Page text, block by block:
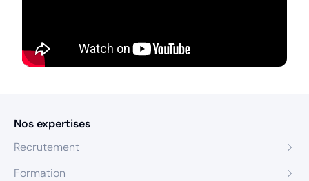
Nos expertises
Recrutement
Formation